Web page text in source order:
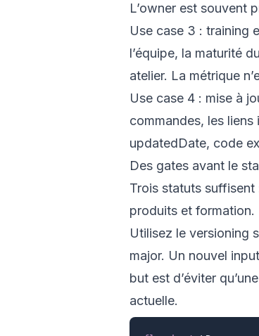
L’owner est souvent
Use case 3 : training
l’équipe, la maturité
atelier. La métrique
Use case 4 : mise à
commandes, les
updatedDate, code
Des gates avant le
Trois statuts suffisent
produits et formation.
Utilisez le versioning
major. Un nouvel
but est d’éviter
actuelle.